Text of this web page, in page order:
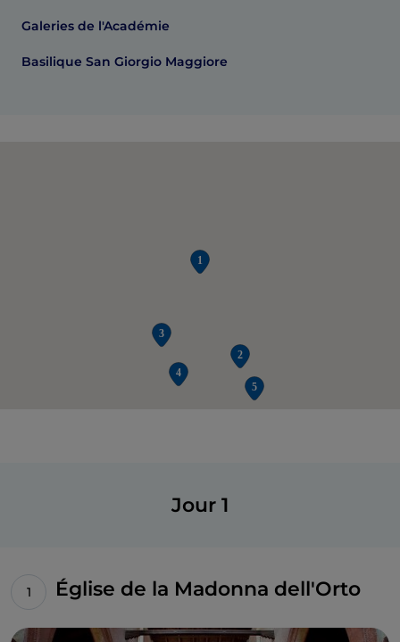
Galeries de l'Académie
Basilique San Giorgio Maggiore
Jour 1
Église de la Madonna dell'Orto